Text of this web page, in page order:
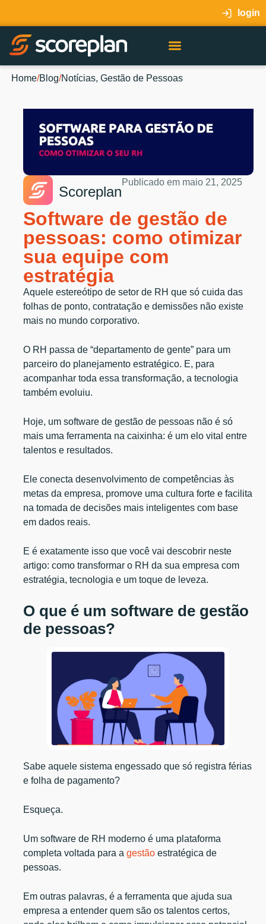
login
Home/Blog/Notícias, Gestão de Pessoas
Scoreplan
Publicado em maio 21, 2025
Software de gestão de
pessoas: como otimizar
sua equipe com
estratégia
Aquele estereótipo de setor de RH que só cuida das
folhas de ponto, contratação e demissões não existe
mais no mundo corporativo.
O RH passa de “departamento de gente” para um
parceiro do planejamento estratégico. E, para
acompanhar toda essa transformação, a tecnologia
também evoluiu.
Hoje, um software de gestão de pessoas não é só
mais uma ferramenta na caixinha: é um elo vital entre
talentos e resultados.
Ele conecta desenvolvimento de competências às
metas da empresa, promove uma cultura forte e facilita
na tomada de decisões mais inteligentes com base
em dados reais.
E é exatamente isso que você vai descobrir neste
artigo: como transformar o RH da sua empresa com
estratégia, tecnologia e um toque de leveza.
O que é um software de gestão
de pessoas?
Sabe aquele sistema engessado que só registra férias
e folha de pagamento?
Esqueça.
Um software de RH moderno é uma plataforma
completa voltada para agestão estratégica de
pessoas.
Em outras palavras, é a ferramenta que ajuda sua
empresa a entender quem são os talentos certos,